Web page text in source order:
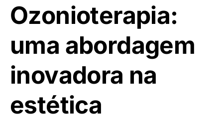
Ozonioterapia:
uma abordagem
inovadora na
estética